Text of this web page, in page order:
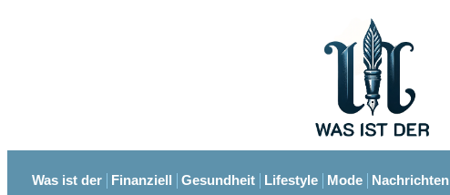
Was ist der Finanziell Gesundheit Lifestyle Mode Nachrichten